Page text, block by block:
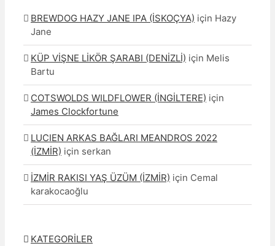
BREWDOG HAZY JANE IPA (İSKOÇYA) için Hazy
Jane
KÜP VİŞNE LİKÖR ŞARABI (DENİZLİ) için Melis
Bartu
COTSWOLDS WILDFLOWER (İNGİLTERE) için
James Clockfortune
LUCIEN ARKAS BAĞLARI MEANDROS 2022
(İZMİR) için serkan
İZMİR RAKISI YAŞ ÜZÜM (İZMİR) için Cemal
karakocaoğlu
KATEGORİLER